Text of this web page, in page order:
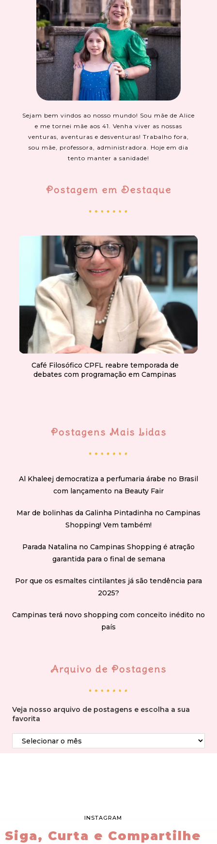
Sejam bem vindos ao nosso mundo! Sou mãe de Alice
e me tornei mãe aos 41. Venha viver as nossas
venturas, aventuras e desventuras! Trabalho fora,
sou mãe, professora, administradora. Hoje em dia
tento manter a sanidade!
Postagem em Destaque
Café Filosófico CPFL reabre temporada de
debates com programação em Campinas
Postagens Mais Lidas
Al Khaleej democratiza a perfumaria árabe no Brasil
com lançamento na Beauty Fair
Mar de bolinhas da Galinha Pintadinha no Campinas
Shopping! Vem também!
Parada Natalina no Campinas Shopping é atração
garantida para o final de semana
Por que os esmaltes cintilantes já são tendência para
2025?
Campinas terá novo shopping com conceito inédito no
país
Arquivo de Postagens
Veja nosso arquivo de postagens e escolha a sua
favorita
INSTAGRAM
Siga, Curta e Compartilhe